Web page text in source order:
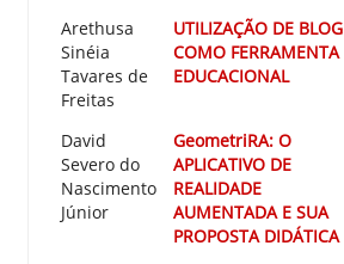
Arethusa
Sinéia
Tavares de
Freitas
UTILIZAÇÃO DE BLOG
COMO FERRAMENTA
EDUCACIONAL
David
Severo do
Nascimento
Júnior
GeometriRA: O
APLICATIVO DE
REALIDADE
AUMENTADA E SUA
PROPOSTA DIDÁTICA